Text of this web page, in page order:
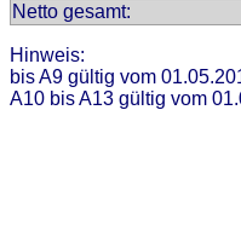
Netto gesamt:
Hinweis:
bis A9 gültig vom
A10 bis A13 gültig vom